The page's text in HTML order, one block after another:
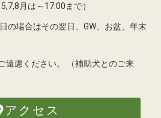
月は～17:00まで）
の場合はその翌日、GW、お盆、年末
遠慮ください。
（補助犬とのご来
アクセス